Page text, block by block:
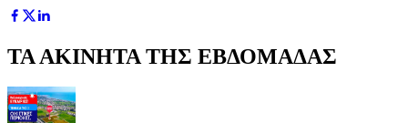
ΤΑ ΑΚΙΝΗΤΑ ΤΗΣ ΕΒΔΟΜΑΔΑΣ